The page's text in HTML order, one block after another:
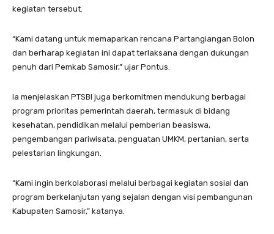
kegiatan tersebut.
“Kami datang untuk memaparkan rencana Partangiangan Bolon
dan berharap kegiatan ini dapat terlaksana dengan dukungan
penuh dari Pemkab Samosir,” ujar Pontus.
Ia menjelaskan PTSBI juga berkomitmen mendukung berbagai
program prioritas pemerintah daerah, termasuk di bidang
kesehatan, pendidikan melalui pemberian beasiswa,
pengembangan pariwisata, penguatan UMKM, pertanian, serta
pelestarian lingkungan.
“Kami ingin berkolaborasi melalui berbagai kegiatan sosial dan
program berkelanjutan yang sejalan dengan visi pembangunan
Kabupaten Samosir,” katanya.